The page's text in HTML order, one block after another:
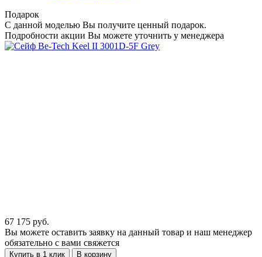
Подарок
С данной моделью Вы получите ценный подарок.
Подробности акции Вы можете уточнить у менеджера
67 175 руб.
Вы можете оставить заявку на данный товар и наш менеджер
обязательно с вами свяжется
Купить в 1 клик В корзину